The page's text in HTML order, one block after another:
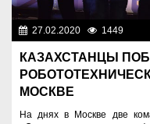
27.02.2020 1449
КАЗАХСТАНЦЫ
МОСКВЕ
На днях в Москве две